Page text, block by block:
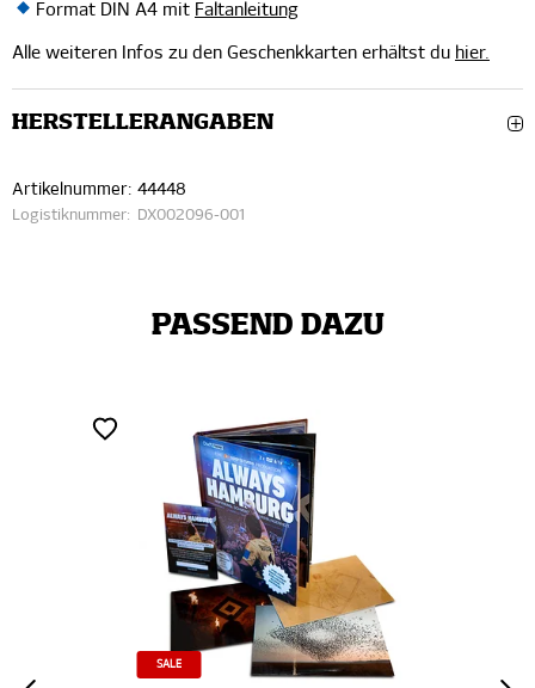
Format DIN A4 mit Faltanleitung
Alle weiteren Infos zu den Geschenkkarten erhältst du hier.
HERSTELLERANGABEN
Artikelnummer: 44448
Logistiknummer: DX002096-001
PASSEND DAZU